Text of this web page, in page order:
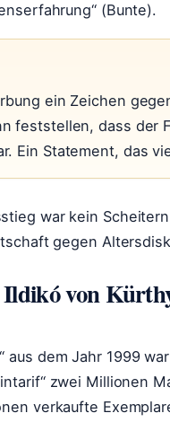
(Bunte).
ein Zeichen
feststellen, dass der
Ein Statement, das
war kein
gegen
von
aus dem Jahr 1999
zwei Millionen
verkaufte